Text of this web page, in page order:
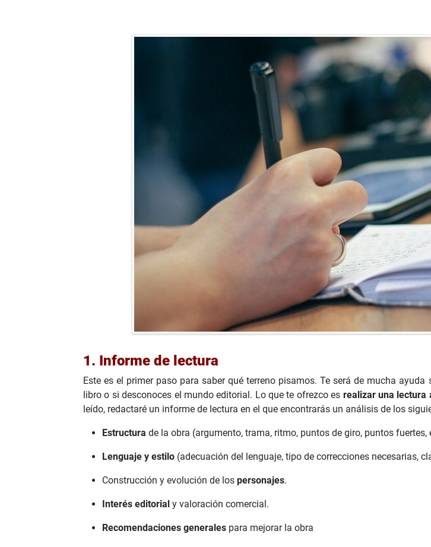
1. Informe de lectura
Este es el primer paso para saber qué terreno pisamos. Te será de mucha
libro o si desconoces el mundo editorial. Lo que te ofrezco es realizar una lectura
leído, redactaré un informe de lectura en el que encontrarás un análisis de los
Estructura de la obra (argumento, trama, ritmo, puntos de giro, puntos fuertes,
Lenguaje y estilo (adecuación del lenguaje, tipo de correcciones necesarias,
Construcción y evolución de los personajes.
Interés editorial y valoración comercial.
Recomendaciones generales para mejorar la obra